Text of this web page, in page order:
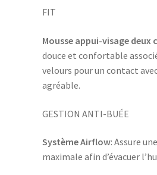
FIT
Mousse appui-visage deux
douce et confortable
velours pour un contact
agréable.
GESTION ANTI-BUÉE
Système Airflow: Assure
maximale afin d’évacuer